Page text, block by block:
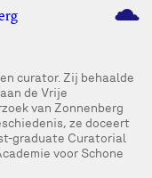
M
curator. Zij behaalde
de Vrije
van Zonnenberg
ze doceert
graduate Curatorial
voor Schone